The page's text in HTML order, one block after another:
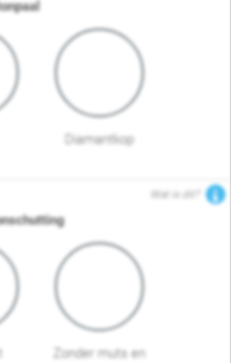
Diamantkop
Wat is dit?
Zonder muts en